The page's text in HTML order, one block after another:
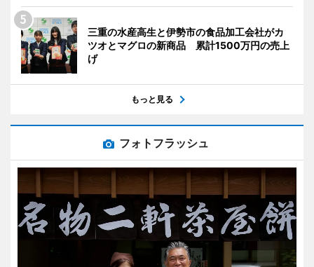
三重の水産高生と伊勢市の食品加工会社がカ
ツオとマグロの新商品 累計1500万円の売上
げ
もっと見る
フォトフラッシュ